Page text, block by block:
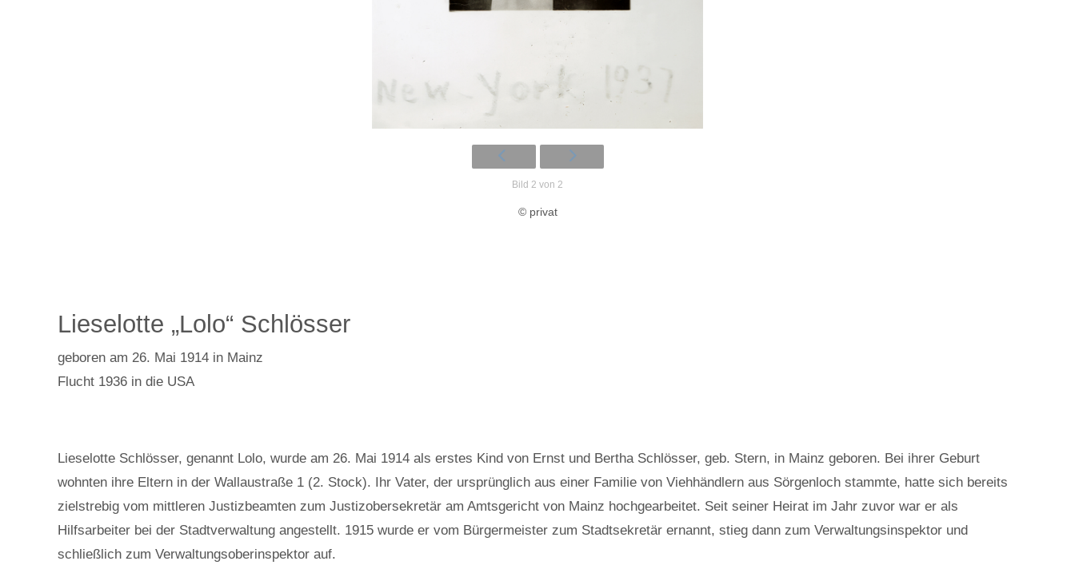
Bild 2 von 2
© privat
Lieselotte „Lolo“ Schlösser
geboren am 26. Mai 1914 in Mainz
Flucht 1936 in die USA
Lieselotte Schlösser, genannt Lolo, wurde am 26. Mai 1914 als erstes Kind von Ernst und Bertha Schlösser, geb. Stern, in Mainz geboren. Bei ihrer Geburt
wohnten ihre Eltern in der Wallaustraße 1 (2. Stock). Ihr Vater, der ursprünglich aus einer Familie von Viehhändlern aus Sörgenloch stammte, hatte sich bereits
zielstrebig vom mittleren Justizbeamten zum Justizobersekretär am Amtsgericht von Mainz hochgearbeitet. Seit seiner Heirat im Jahr zuvor war er als
Hilfsarbeiter bei der Stadtverwaltung angestellt. 1915 wurde er vom Bürgermeister zum Stadtsekretär ernannt, stieg dann zum Verwaltungsinspektor und
schließlich zum Verwaltungsoberinspektor auf.